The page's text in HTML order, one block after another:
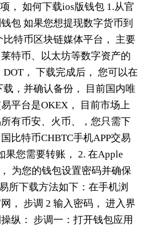
， 如何下载ios版钱包 1.从官
包 如果您想提现数字货币到
特币区块链媒体平台， 主要
特币、以太坊等数字资产的
， 下载完成后， 您可以在
载，并确认备份， 目前国内唯
平台是OKEX， 目前市场上
有币安、火币、，您只需下
比特币CHBTC手机APP交易
果您需要转账， 2. 在Apple
为您的钱包设置密码并确保
所下载方法如下：在手机浏
， 步调 2 输入密码， 进入界
纵： 步调一：打开钱包应用